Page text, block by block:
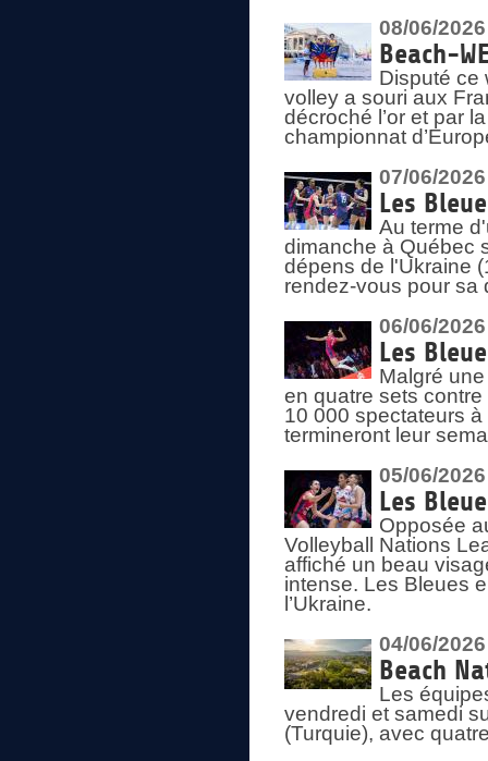
08/06/2026
Beach-
Disputé ce
volley a souri aux
décroché l’or et par
championnat
07/06/2026
Les
Au terme
dimanche à Québec
dépens de l'Ukraine
rendez-vous pour sa
06/06/2026
Les
Malgré
en quatre sets
10 000 spectateurs
termineront leur
05/06/2026
Les
Opposée
Volleyball Nations
affiché un beau
intense. Les Bleues
l’Ukraine.
04/06/2026
Beach
Les
vendredi et samedi
(Turquie), avec